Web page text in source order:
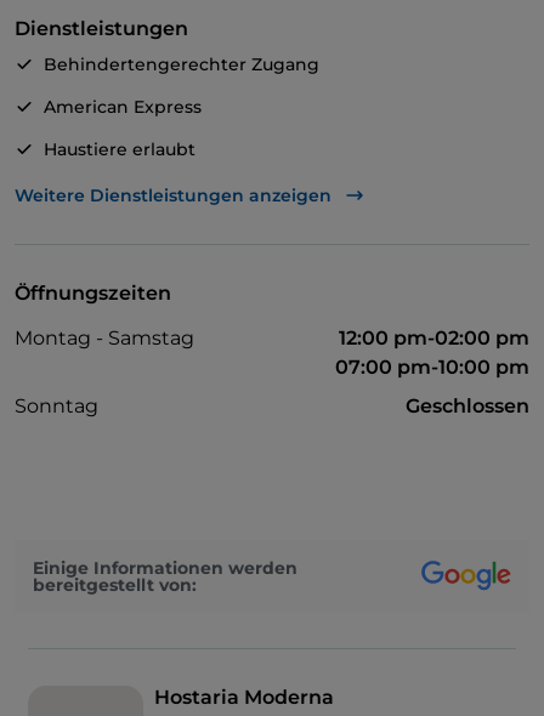
Dienstleistungen
Behindertengerechter Zugang
American Express
Haustiere erlaubt
Zum Mitnehmen
Parkplatz
Weitere Dienstleistungen anzeigen
Öffnungszeiten
Montag - Samstag
12:00 pm-02:00 pm
07:00 pm-10:00 pm
Sonntag
Geschlossen
Einige Informationen werden
bereitgestellt von:
Hostaria Moderna